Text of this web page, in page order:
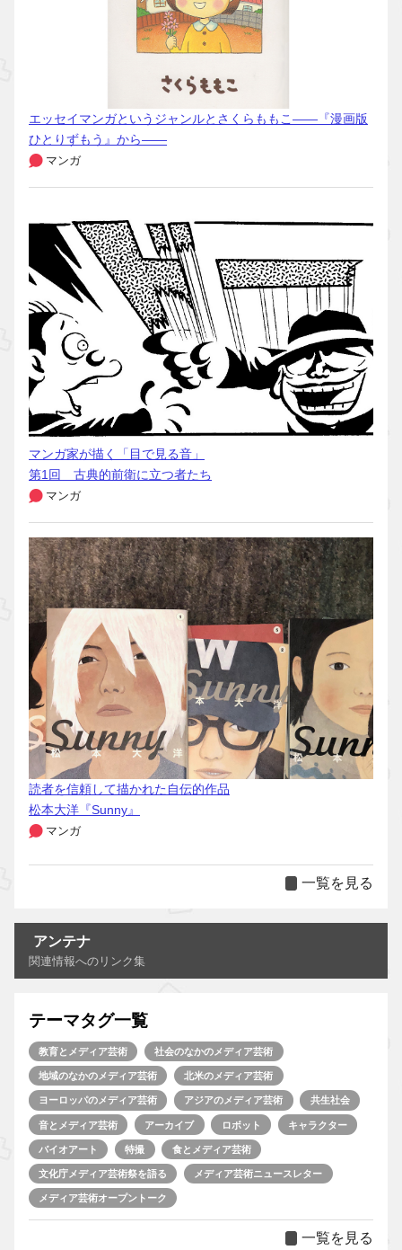
エッセイマンガというジャンルとさくらももこ――『漫画版
ひとりずもう』から――
マンガ
マンガ家が描く「目で見る音」
第1回 古典的前衛に立つ者たち
マンガ
読者を信頼して描かれた自伝的作品
松本大洋『Sunny』
マンガ
一覧を見る
アンテナ
関連情報へのリンク集
テーマタグ一覧
教育とメディア芸術 社会のなかのメディア芸術
地域のなかのメディア芸術 北米のメディア芸術
ヨーロッパのメディア芸術 アジアのメディア芸術 共生社会
音とメディア芸術 アーカイブ ロボット キャラクター
バイオアート 特撮 食とメディア芸術
文化庁メディア芸術祭を語る メディア芸術ニュースレター
メディア芸術オープントーク
一覧を見る